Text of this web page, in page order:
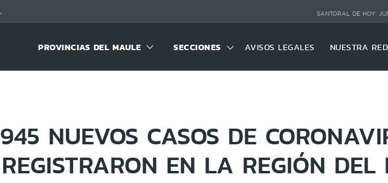
SANTORAL DE HOY:
PROVINCIAS DEL MAULE SECCIONES AVISOS LEGALES NUESTRA RED
945 NUEVOS CASOS DE
REGISTRARON EN LA REGIÓN DEL